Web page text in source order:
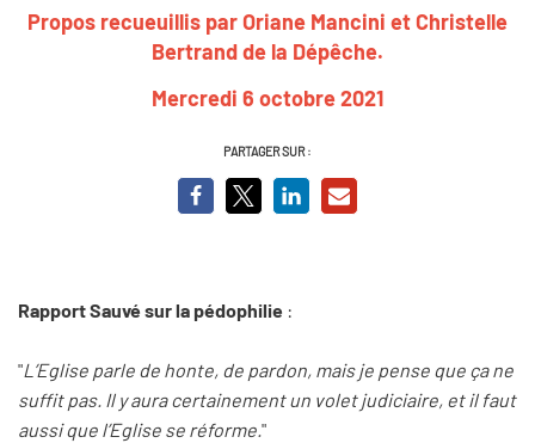
Propos recueuillis par Oriane Mancini et Christelle
Bertrand de la Dépêche.
Mercredi 6 octobre 2021
PARTAGER SUR :
Rapport Sauvé sur la pédophilie :
"L’Eglise parle de honte, de pardon, mais je pense que ça ne
suffit pas. Il y aura certainement un volet judiciaire, et il faut
aussi que l’Eglise se réforme."